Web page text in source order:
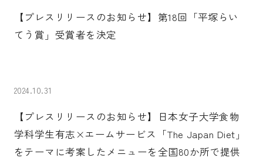
【プレスリリースのお知らせ】第18回「平塚らい
てう賞」受賞者を決定
2024.10.31
【プレスリリースのお知らせ】日本女子大学食物
学科学生有志×エームサービス「The Japan Diet」
をテーマに考案したメニューを全国80か所で提供